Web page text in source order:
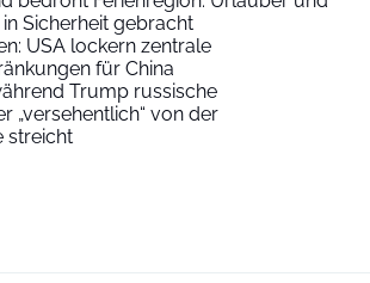
Sicherheit gebracht
USA lockern zentrale
für China
Trump russische
„versehentlich“ von der
streicht